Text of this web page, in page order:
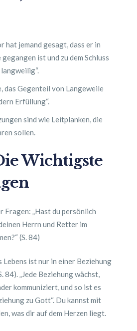
hat jemand gesagt, dass er in
ist und zu dem Schluss
das Gegenteil von Langeweile
Erfüllung“.
sind wie Leitplanken, die
sollen.
Wichtigste
„Hast du persönlich
Herrn und Retter im
(S. 84)
Lebens ist nur in einer Beziehung
84). „Jede Beziehung wächst,
kommuniziert, und so ist es
zu Gott“. Du kannst mit
was dir auf dem Herzen liegt.